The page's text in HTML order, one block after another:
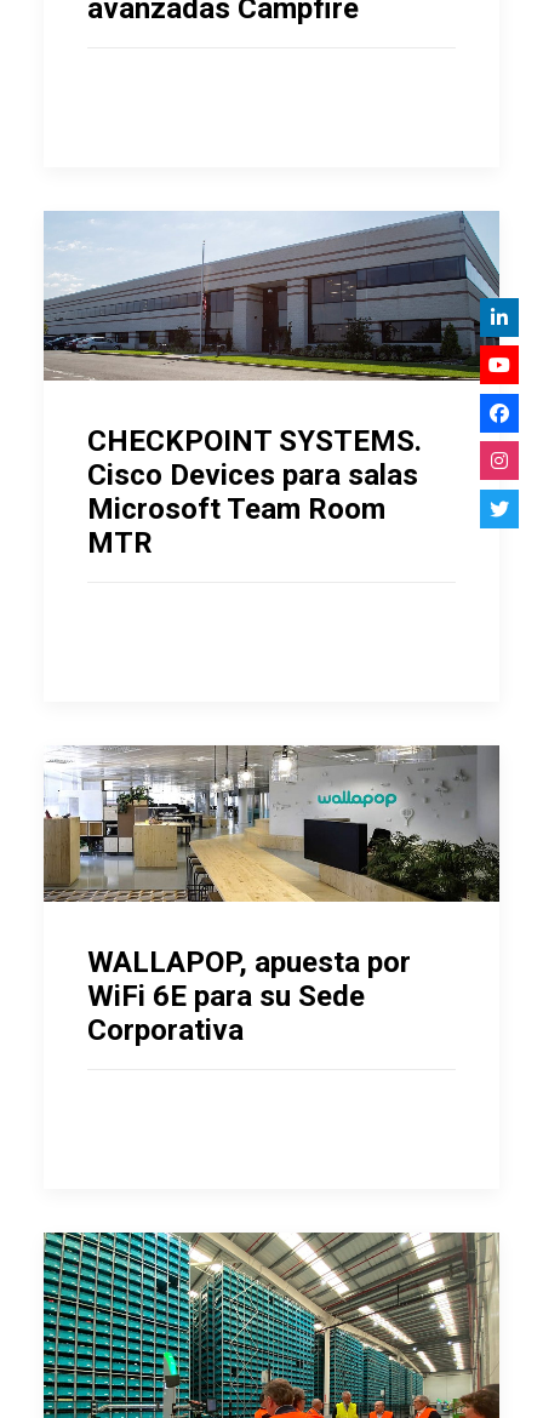
avanzadas Campfire
CHECKPOINT SYSTEMS.
Cisco Devices para salas
Microsoft Team Room
MTR
WALLAPOP, apuesta por
WiFi 6E para su Sede
Corporativa